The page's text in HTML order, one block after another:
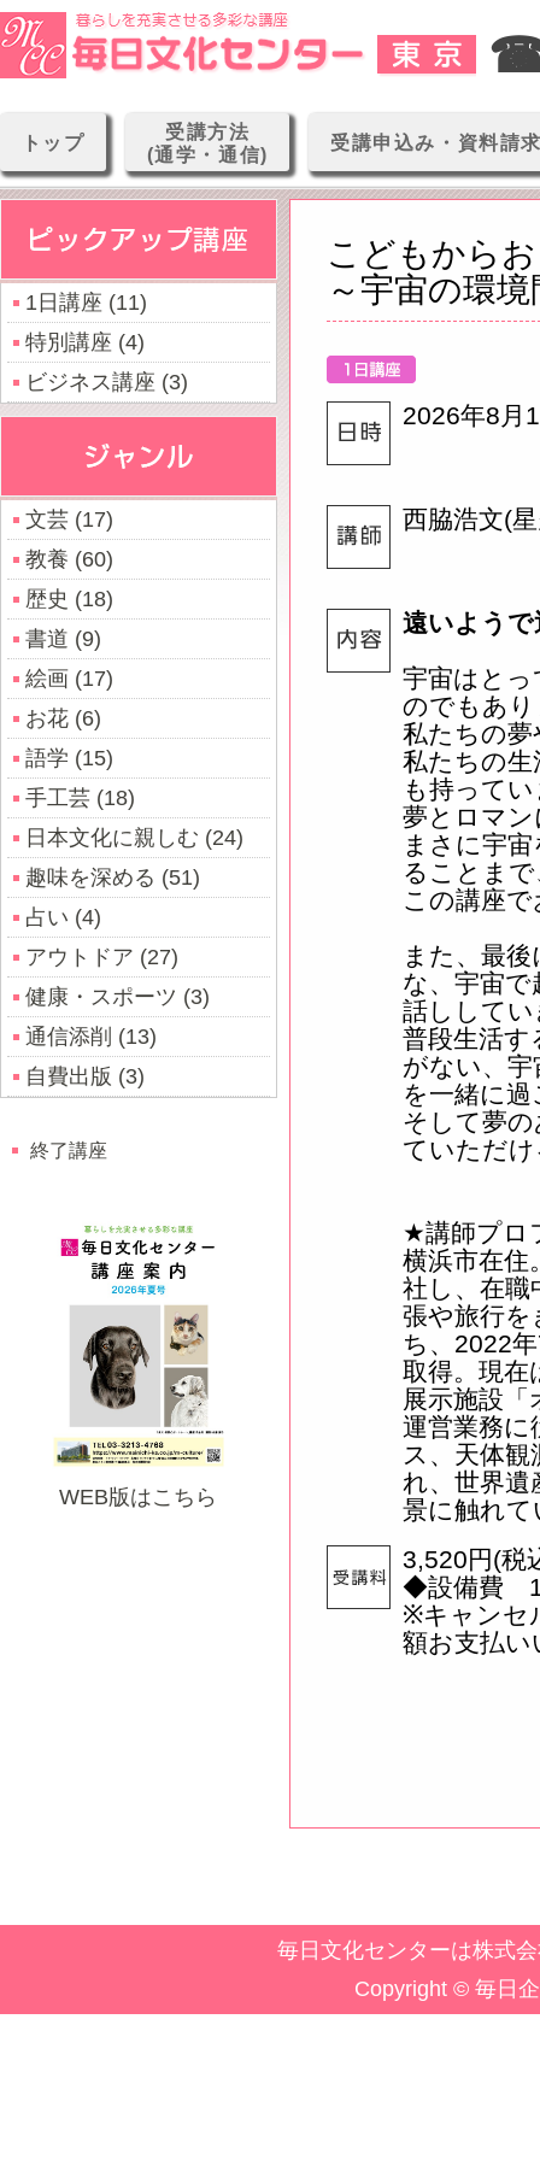
トップ
受講方法
(通学・通信)
受講申込み・資料請
1日講座 (11)
特別講座 (4)
ビジネス講座 (3)
文芸 (17)
教養 (60)
歴史 (18)
書道 (9)
絵画 (17)
お花 (6)
語学 (15)
手工芸 (18)
日本文化に親しむ (24)
趣味を深める (51)
占い (4)
アウトドア (27)
健康・スポーツ (3)
通信添削 (13)
自費出版 (3)
終了講座
WEB版はこちら
こどもから
～宇宙の環
2026年8月
西脇浩文(
遠いようで
宇宙はと
のでもあ
私たちの
私たちの
も持って
夢とロマ
まさに宇
ることまで
この講座
また、最
な、宇宙
話しして
普段生活
がない、
を一緒に
そして夢
ていただ
★講師プ
横浜市在住
社し、在職
張や旅行を
ち、2022
取得。現在
展示施設
運営業務に
ス、天体
れ、世界遺
景に触れて
3,520円(税
◆設備費
※キャンセ
額お支払
毎日文化センターは株式
Copyright © 毎日